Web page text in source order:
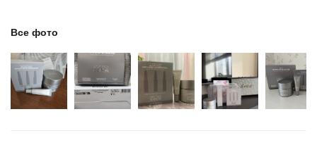
Все фото